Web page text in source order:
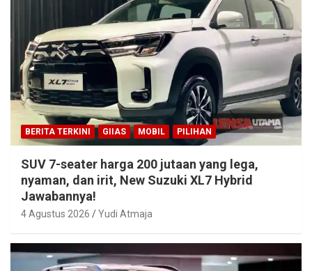
BERITA TERKINI GIIAS MOBIL PILIHAN
SUV 7-seater harga 200 jutaan yang lega,
nyaman, dan irit, New Suzuki XL7 Hybrid
Jawabannya!
4 Agustus 2026 Yudi Atmaja